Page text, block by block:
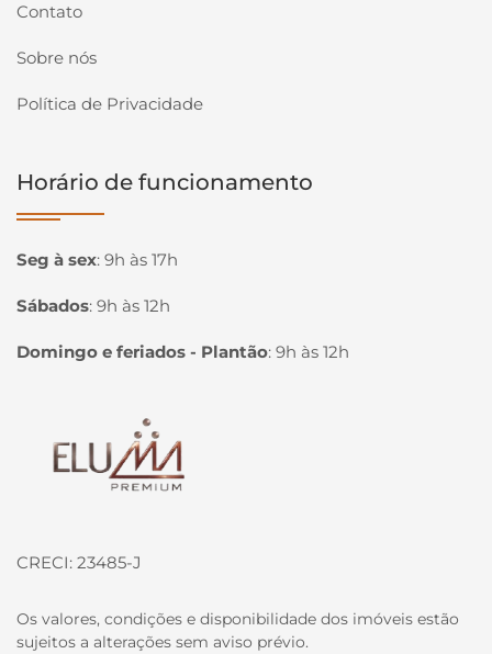
Contato
Sobre nós
Política de Privacidade
Horário de funcionamento
Seg à sex: 9h às 17h
Sábados: 9h às 12h
Domingo e feriados - Plantão: 9h às 12h
Página inicial
CRECI: 23485-J
Os valores, condições e disponibilidade dos imóveis estão
sujeitos a alterações sem aviso prévio.